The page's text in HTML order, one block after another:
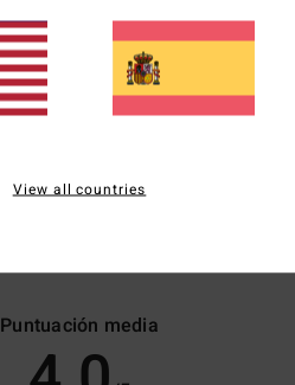
Puntuación media
View all countries